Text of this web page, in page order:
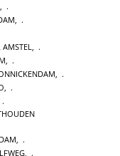
,
,
AMSTEL,
,
,
,